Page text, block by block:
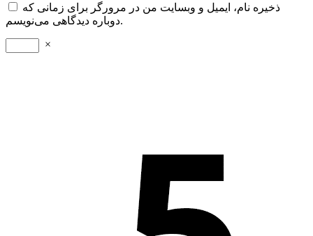
ذخیره نام، ایمیل و وبسایت من در مرورگر برای زمانی که
دوباره دیدگاهی می‌نویسم.
×